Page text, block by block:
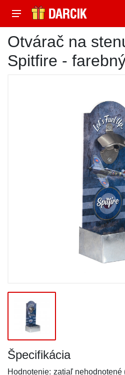
Otvárač na
Spitfire -
Špecifikácia
Hodnotenie: zatiaľ nehodnotené